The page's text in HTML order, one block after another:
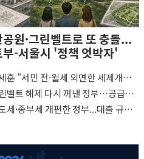
원·그린벨트로 또 충돌...
-서울시 '정책 엇박자'
훈 "서민 전·월세 외면한 세제개
용산공원 훼손 안 돼
벨트 해제 다시 꺼낸 정부…공급난
'단기 효과' 불투명
세·종부세 개편한 정부...대출 규제